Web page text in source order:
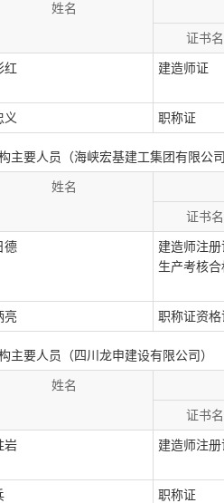
姓名
证书
红 建造师证
义 职称证
主要人员（海峡宏基建工集团有限公
姓名
证书
德
建造师注
生产考核
亮 职称证资格
主要人员（四川龙申建设有限公司）
姓名
证书
岩 建造师注册
职称证